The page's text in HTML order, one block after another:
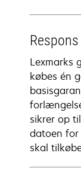
Lexmarks
købes én
sikrer op
datoen
skal